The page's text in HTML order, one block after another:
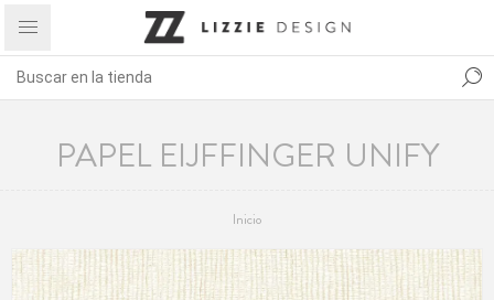
PAPEL EIJFFINGER UNIFY
Inicio